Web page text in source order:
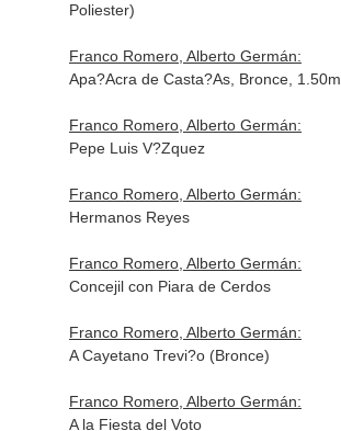
Poliester)
Franco Romero, Alberto Germán:
Apa?Acra de Casta?As, Bronce, 1.50m
Franco Romero, Alberto Germán:
Pepe Luis V?Zquez
Franco Romero, Alberto Germán:
Hermanos Reyes
Franco Romero, Alberto Germán:
Concejil con Piara de Cerdos
Franco Romero, Alberto Germán:
A Cayetano Trevi?o (Bronce)
Franco Romero, Alberto Germán:
A la Fiesta del Voto